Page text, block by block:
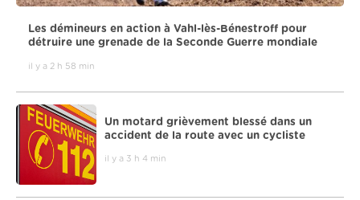
Les démineurs en action à Vahl-lès-Bénestroff pour
détruire une grenade de la Seconde Guerre mondiale
il y a 2 h 58 min
Un motard grièvement blessé dans un
accident de la route avec un cycliste
il y a 3 h 4 min